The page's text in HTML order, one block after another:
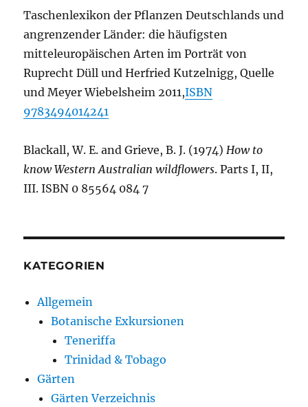
Taschenlexikon der Pflanzen Deutschlands und
angrenzender Länder: die häufigsten
mitteleuropäischen Arten im Porträt von
Ruprecht Düll und Herfried Kutzelnigg, Quelle
und Meyer Wiebelsheim 2011,ISBN
9783494014241
Blackall, W. E. and Grieve, B. J. (1974) How to
know Western Australian wildflowers. Parts I, II,
III. ISBN 0 85564 084 7
KATEGORIEN
Allgemein
Botanische Exkursionen
Teneriffa
Trinidad & Tobago
Gärten
Gärten Verzeichnis